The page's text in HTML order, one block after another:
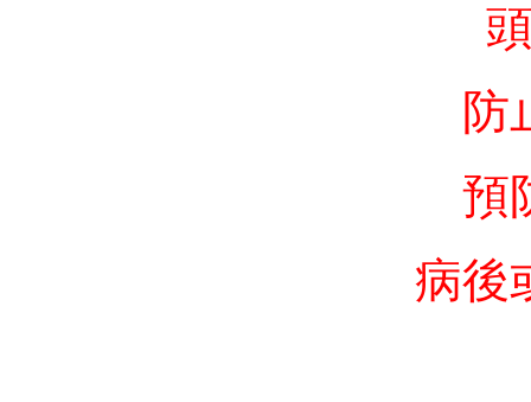
防
預
病後